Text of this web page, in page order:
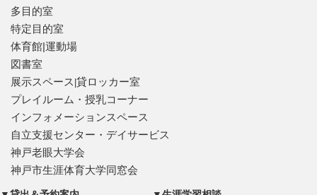
多目的室
特定目的室
体育館|運動場
図書室
展示スペース 貸ロッカー室
プレイルーム・授乳コーナー
インフォメーションスペース
自立支援センター・デイサービス
神戸老眼大学会
神戸市生涯体育大学同窓会